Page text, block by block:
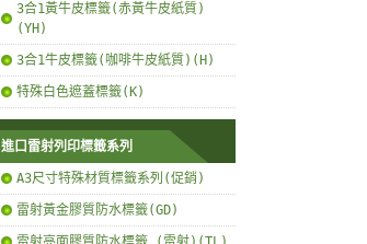
3合1黃牛皮標籤(赤黃牛皮紙質)
(YH)
3合1牛皮標籤(咖啡牛皮紙質)(H)
特殊白色遮蓋標籤(K)
進口雷射列印標籤系列
A3尺寸特殊材質標籤系列(促銷)
雷射黃金膠質防水標籤(GD)